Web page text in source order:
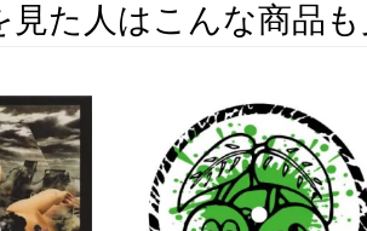
見た人はこんな商品